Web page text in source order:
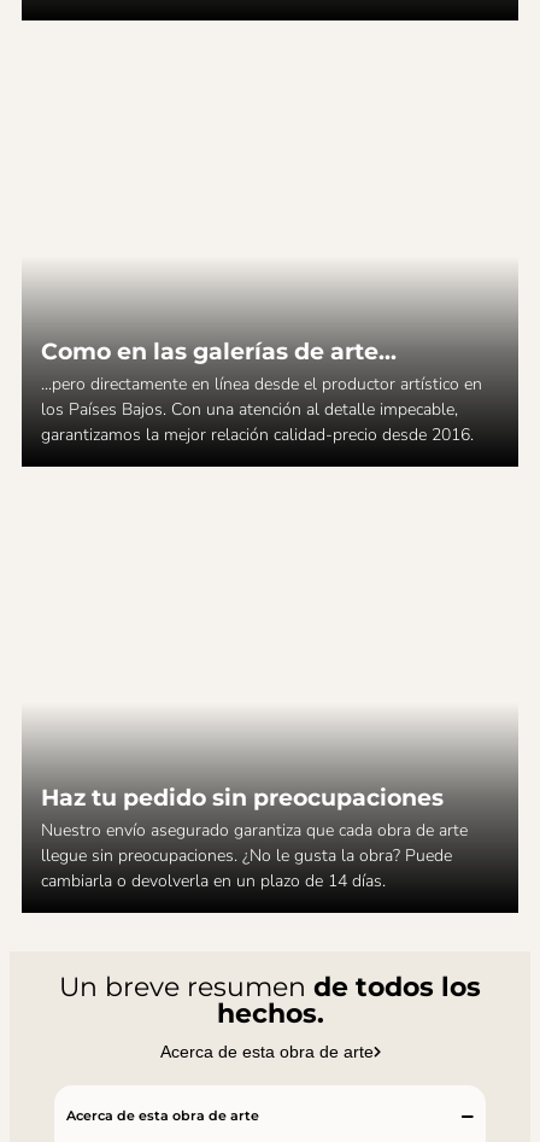
Como en las galerías de arte...
...pero directamente en línea desde el productor artístico en
los Países Bajos. Con una atención al detalle impecable,
garantizamos la mejor relación calidad-precio desde 2016.
Haz tu pedido sin preocupaciones
Nuestro envío asegurado garantiza que cada obra de arte
llegue sin preocupaciones. ¿No le gusta la obra? Puede
cambiarla o devolverla en un plazo de 14 días.
Un breve resumen de todos los
hechos.
Acerca de esta obra de arte
Acerca de esta obra de arte